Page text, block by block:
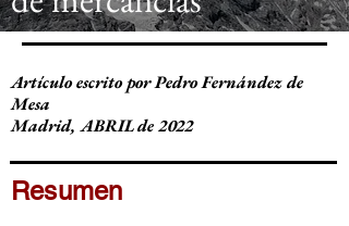
Artículo escrito por Pedro Fernández de
Mesa
Madrid, ABRIL de 2022
Resumen